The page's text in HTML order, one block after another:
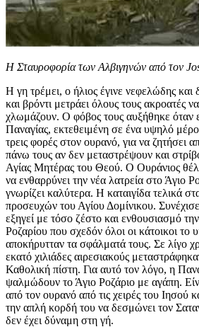
Η Σταυροφορία των Αλβιγηνών από τον
Η γη τρέμει, ο ήλιος έγινε νεφελώδης
και βρόντι μετράει όλους τους ακροατές
χλωμάζουν. Ο φόβος τους αυξήθηκε όταν
Παναγίας, εκτεθειμένη σε ένα υψηλό
τρεις φορές στον ουρανό, για να ζητήσει
πάνω τους αν δεν μεταστρέψουν και
Αγίας Μητέρας του Θεού. Ο Ουράνιος
να ενθαρρύνει την νέα λατρεία στο Άγιο
γνωρίζει καλύτερα. Η καταιγίδα τελικά
προσευχών του Αγίου Δομίνικου.
εξηγεί με τόσο ζέστο και ενθουσιασμό
Ροζαρίου που σχεδόν όλοι οι κάτοικοι το
αποκήρυτταν τα σφάλματά τους. Σε λίγο
εκατό χιλιάδες αιρεσιακούς
Καθολική πίστη. Για αυτό τον λόγο, η
ψαλμώδουν το Άγιο Ροζάριο με αγάπη.
από τον ουρανό από τις χειρές του Ιησού
την απλή κορδή του να δεσμώνει τον
δεν έχει δύναμη στη γή.